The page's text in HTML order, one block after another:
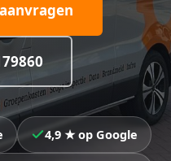
4,9 ★ op Google